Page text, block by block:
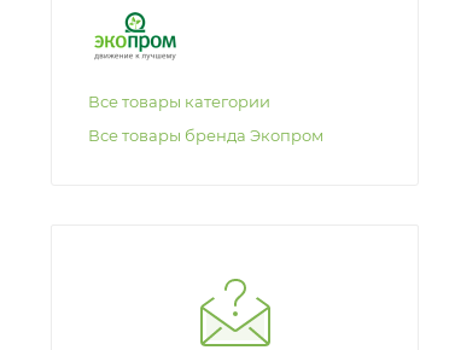
Все товары категории
Все товары бренда Экопром